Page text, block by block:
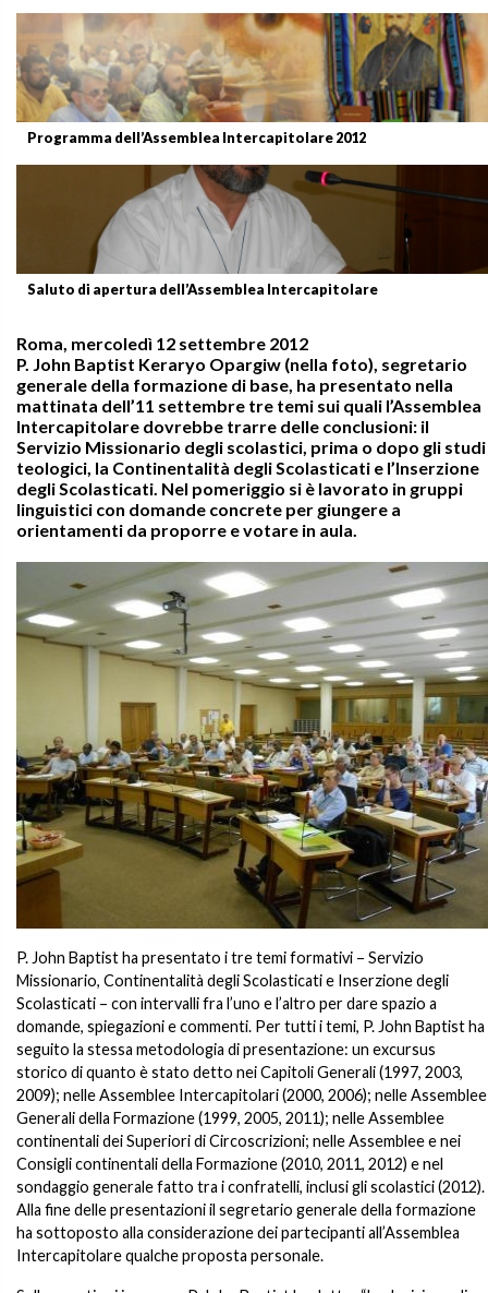
Programma dell’Assemblea Intercapitolare 2012
Saluto di apertura dell’Assemblea Intercapitolare
Roma, mercoledì 12 settembre 2012
P. John Baptist Keraryo Opargiw (nella foto), segretario
generale della formazione di base, ha presentato nella
mattinata dell’11 settembre tre temi sui quali l’Assemblea
Intercapitolare dovrebbe trarre delle conclusioni: il
Servizio Missionario degli scolastici, prima o dopo gli studi
teologici, la Continentalità degli Scolasticati e l’Inserzione
degli Scolasticati. Nel pomeriggio si è lavorato in gruppi
linguistici con domande concrete per giungere a
orientamenti da proporre e votare in aula.
P. John Baptist ha presentato i tre temi formativi – Servizio
Missionario, Continentalità degli Scolasticati e Inserzione degli
Scolasticati – con intervalli fra l’uno e l’altro per dare spazio a
domande, spiegazioni e commenti. Per tutti i temi, P. John Baptist ha
seguito la stessa metodologia di presentazione: un excursus
storico di quanto è stato detto nei Capitoli Generali (1997, 2003,
2009); nelle Assemblee Intercapitolari (2000, 2006); nelle Assemblee
Generali della Formazione (1999, 2005, 2011); nelle Assemblee
continentali dei Superiori di Circoscrizioni; nelle Assemblee e nei
Consigli continentali della Formazione (2010, 2011, 2012) e nel
sondaggio generale fatto tra i confratelli, inclusi gli scolastici (2012).
Alla fine delle presentazioni il segretario generale della formazione
ha sottoposto alla considerazione dei partecipanti all’Assemblea
Intercapitolare qualche proposta personale.